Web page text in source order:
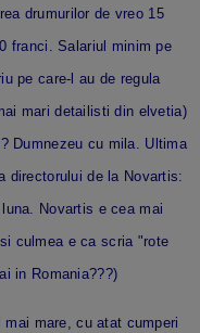
drumurilor de vreo 15
franci. Salariul minim pe
pe care-l au de regula
mari detailisti din elvetia)
Dumnezeu cu mila. Ultima
directorului de la Novartis:
Novartis e cea mai
culmea e ca scria "rote
in Romania???)
mare, cu atat cumperi